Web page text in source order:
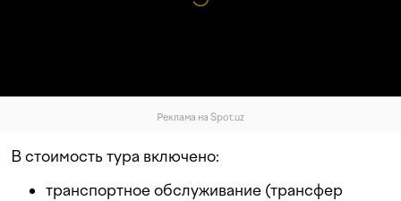
Реклама на Spot.uz
В стоимость тура включено:
транспортное обслуживание (трансфер